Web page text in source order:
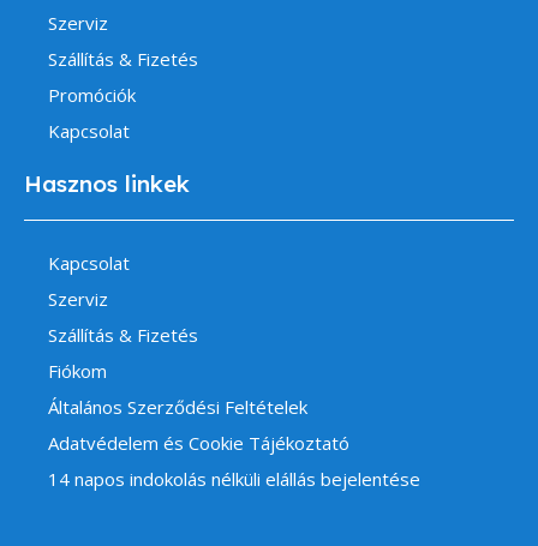
Szerviz
Szállítás & Fizetés
Promóciók
Kapcsolat
Hasznos linkek
Kapcsolat
Szerviz
Szállítás & Fizetés
Fiókom
Általános Szerződési Feltételek
Adatvédelem és Cookie Tájékoztató
14 napos indokolás nélküli elállás bejelentése